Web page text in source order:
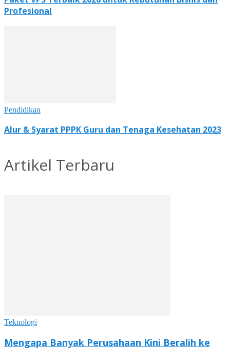
Profesional
Pendidikan
Alur & Syarat PPPK Guru dan Tenaga Kesehatan 2023
Artikel Terbaru
Teknologi
Mengapa Banyak Perusahaan Kini Beralih ke